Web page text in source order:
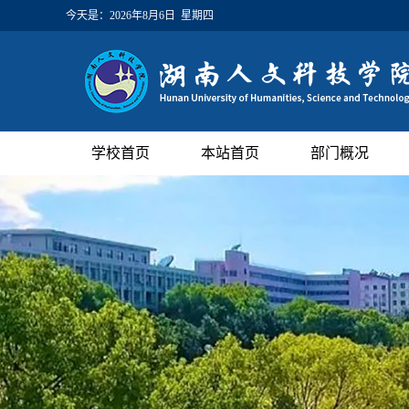
今天是： 2026年8月6日 星期四
学校首页 本站首页 部门概况